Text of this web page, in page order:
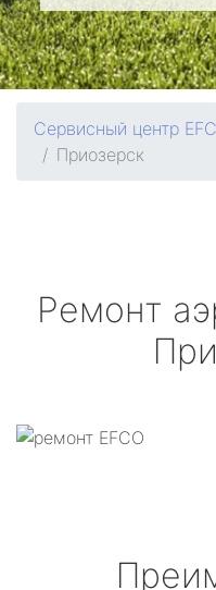
Сервисный центр
Приозерск
Ремонт